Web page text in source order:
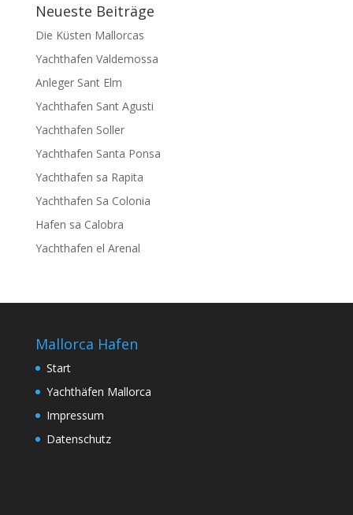
Neueste Beiträge
Die Küsten Mallorcas
Yachthafen Valdemossa
Anleger Sant Elm
Yachthafen Sant Agusti
Yachthafen Soller
Yachthafen Santa Ponsa
Yachthafen sa Rapita
Yachthafen Sa Colonia
Hafen sa Calobra
Yachthafen el Arenal
Mallorca Hafen
Start
Yachthäfen Mallorca
Impressum
Datenschutz